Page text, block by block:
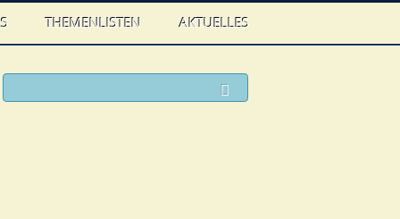
THEMENLISTEN AKTUELLES